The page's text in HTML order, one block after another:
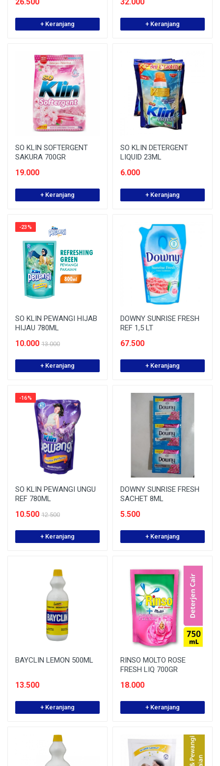
+ Keranjang + Keranjang
SO KLIN SOFTERGENT
SAKURA 700GR
19.000
+ Keranjang
SO KLIN DETERGENT
LIQUID 23ML
6.000
+ Keranjang
-23%
SO KLIN PEWANGI HIJAB
HIJAU 780ML
10.000 13.000
+ Keranjang
DOWNY SUNRISE FRESH
REF 1,5 LT
67.500
+ Keranjang
-16%
SO KLIN PEWANGI UNGU
REF 780ML
10.500 12.500
+ Keranjang
DOWNY SUNRISE FRESH
SACHET 8ML
5.500
+ Keranjang
BAYCLIN LEMON 500ML
13.500
+ Keranjang
RINSO MOLTO ROSE
FRESH LIQ 700GR
18.000
+ Keranjang